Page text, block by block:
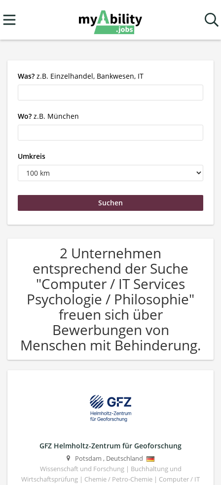
Was? z.B. Einzelhandel, Bankwesen, IT
Wo? z.B. München
Umkreis
2 Unternehmen
entsprechend der Suche
"Computer / IT Services
Psychologie / Philosophie"
freuen sich über
Bewerbungen von
Menschen mit Behinderung.
GFZ Helmholtz-Zentrum für Geoforschung
Potsdam , Deutschland
Wissenschaft und Forschung | Buchhaltung und
Wirtschaftsprüfung | Chemie / Petro-Chemie | Computer / IT